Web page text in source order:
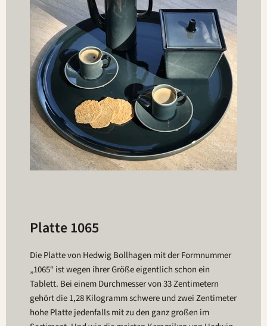
Platte 1065
Die Platte von Hedwig Bollhagen mit der Formnummer
„1065“ ist wegen ihrer Größe eigentlich schon ein
Tablett. Bei einem Durchmesser von 33 Zentimetern
gehört die 1,28 Kilogramm schwere und zwei Zentimeter
hohe Platte jedenfalls mit zu den ganz großen im